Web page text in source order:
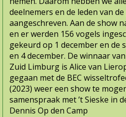
deelnemers en de leden van
aangeschreven. Aan de show
en er werden 156 vogels
gekeurd op 1 december en de
en 4 december. De winnaar
Zuid Limburg is Alice van
gegaan met de BEC
(2023) weer een show te
samenspraak met ’t Sieske in
Dennis Op den Camp